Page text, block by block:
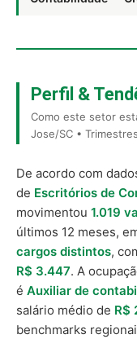
Perfil &
Como este setor
Jose/SC •
De acordo com
de Escritórios de
movimentou 1.019
últimos 12 meses,
cargos distintos,
R$ 3.447. A
é Auxiliar de
salário médio de R$
benchmarks